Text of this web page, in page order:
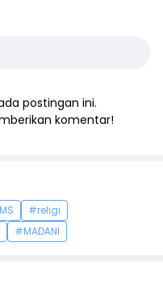
postingan ini.
komentar!
#religi
#MADANI